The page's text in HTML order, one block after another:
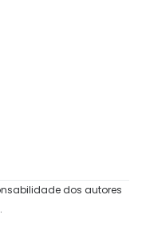
dos autores